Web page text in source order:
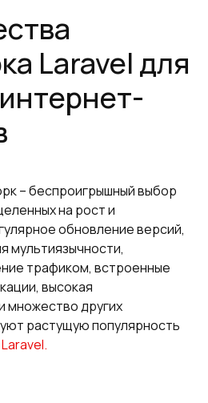
Laravel для
– беспроигрышный выбор
на рост и
обновление версий,
мультиязычности,
трафиком, встроенные
высокая
множество других
растущую популярность